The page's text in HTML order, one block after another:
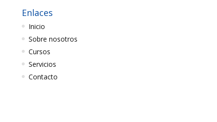
Enlaces
Inicio
Sobre nosotros
Cursos
Servicios
Contacto